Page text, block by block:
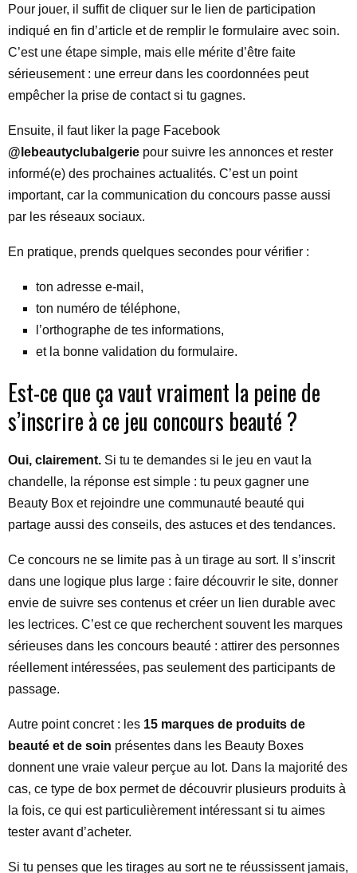
Pour jouer, il suffit de cliquer sur le lien de participation
indiqué en fin d’article et de remplir le formulaire avec soin.
C’est une étape simple, mais elle mérite d’être faite
sérieusement : une erreur dans les coordonnées peut
empêcher la prise de contact si tu gagnes.
Ensuite, il faut liker la page Facebook
@lebeautyclubalgerie pour suivre les annonces et rester
informé(e) des prochaines actualités. C’est un point
important, car la communication du concours passe aussi
par les réseaux sociaux.
En pratique, prends quelques secondes pour vérifier :
ton adresse e-mail,
ton numéro de téléphone,
l’orthographe de tes informations,
et la bonne validation du formulaire.
Est-ce que ça vaut vraiment la peine de
s’inscrire à ce jeu concours beauté ?
Oui, clairement. Si tu te demandes si le jeu en vaut la
chandelle, la réponse est simple : tu peux gagner une
Beauty Box et rejoindre une communauté beauté qui
partage aussi des conseils, des astuces et des tendances.
Ce concours ne se limite pas à un tirage au sort. Il s’inscrit
dans une logique plus large : faire découvrir le site, donner
envie de suivre ses contenus et créer un lien durable avec
les lectrices. C’est ce que recherchent souvent les marques
sérieuses dans les concours beauté : attirer des personnes
réellement intéressées, pas seulement des participants de
passage.
Autre point concret : les 15 marques de produits de
beauté et de soin présentes dans les Beauty Boxes
donnent une vraie valeur perçue au lot. Dans la majorité des
cas, ce type de box permet de découvrir plusieurs produits à
la fois, ce qui est particulièrement intéressant si tu aimes
tester avant d’acheter.
Si tu penses que les tirages au sort ne te réussissent jamais,